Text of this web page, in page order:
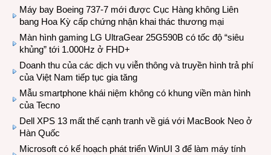
Máy bay Boeing 737-7 mới được Cục Hàng không Liên
bang Hoa Kỳ cấp chứng nhận khai thác thương mại
Màn hình gaming LG UltraGear 25G590B có tốc độ “siêu
khủng” tới 1.000Hz ở FHD+
Doanh thu của các dịch vụ viễn thông và truyền hình trả phí
của Việt Nam tiếp tục gia tăng
Mẫu smartphone khái niệm không có khung viền màn hình
của Tecno
Dell XPS 13 mất thế cạnh tranh về giá với MacBook Neo ở
Hàn Quốc
Microsoft có kế hoạch phát triển WinUI 3 để làm máy tính